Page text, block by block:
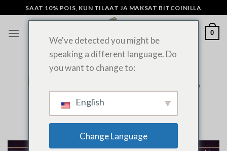
sisältöön
SAAT 10% POIS, KUN TILAAT JA MAKSAT BITCOINILLA
0
YLEISIÄ UUTISIA
Kuinka kauan DMT kestää: Kesto,
vaikutukset ja tärkeät seikat
LÄHETETTYHUHTIKUU 30, 2022ADMIN
We've detected you might be
speaking a different language. Do
you want to change to:
English
Change Language